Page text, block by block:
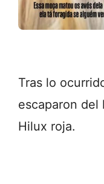
Tras lo
escaparon del
Hilux roja.